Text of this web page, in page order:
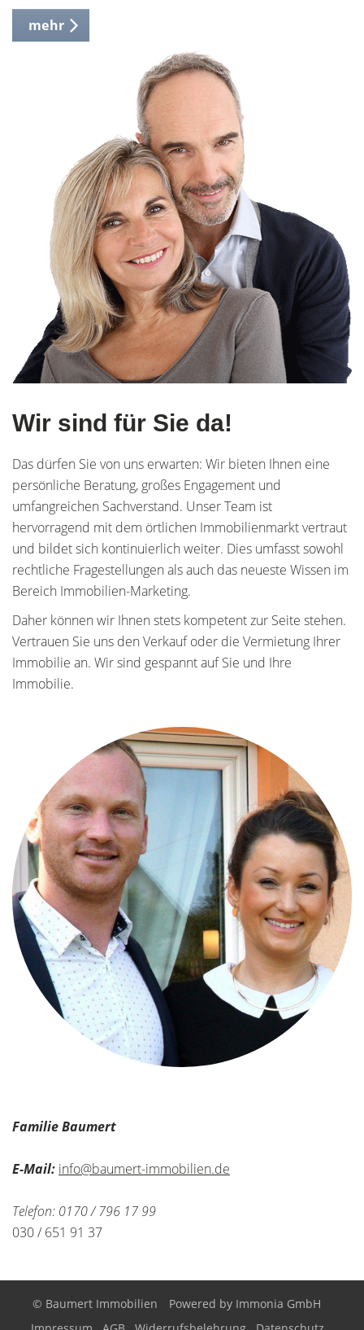
mehr
Wir sind für Sie da!
Das dürfen Sie von uns erwarten: Wir bieten Ihnen eine
persönliche Beratung, großes Engagement und
umfangreichen Sachverstand. Unser Team ist
hervorragend mit dem örtlichen Immobilienmarkt vertraut
und bildet sich kontinuierlich weiter. Dies umfasst sowohl
rechtliche Fragestellungen als auch das neueste Wissen im
Bereich Immobilien-Marketing.
Daher können wir Ihnen stets kompetent zur Seite stehen.
Vertrauen Sie uns den Verkauf oder die Vermietung Ihrer
Immobilie an. Wir sind gespannt auf Sie und Ihre
Immobilie.
Familie Baumert
E-Mail: info@baumert-immobilien.de
Telefon: 0170 / 796 17 99
030 / 651 91 37
© Baumert Immobilien Powered by Immonia GmbH